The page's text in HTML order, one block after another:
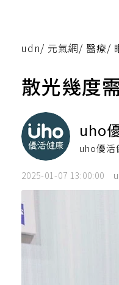
udn/ 元氣網/ 醫療/
散光幾度
uho
uho優活
2025-01-07 13:00:00